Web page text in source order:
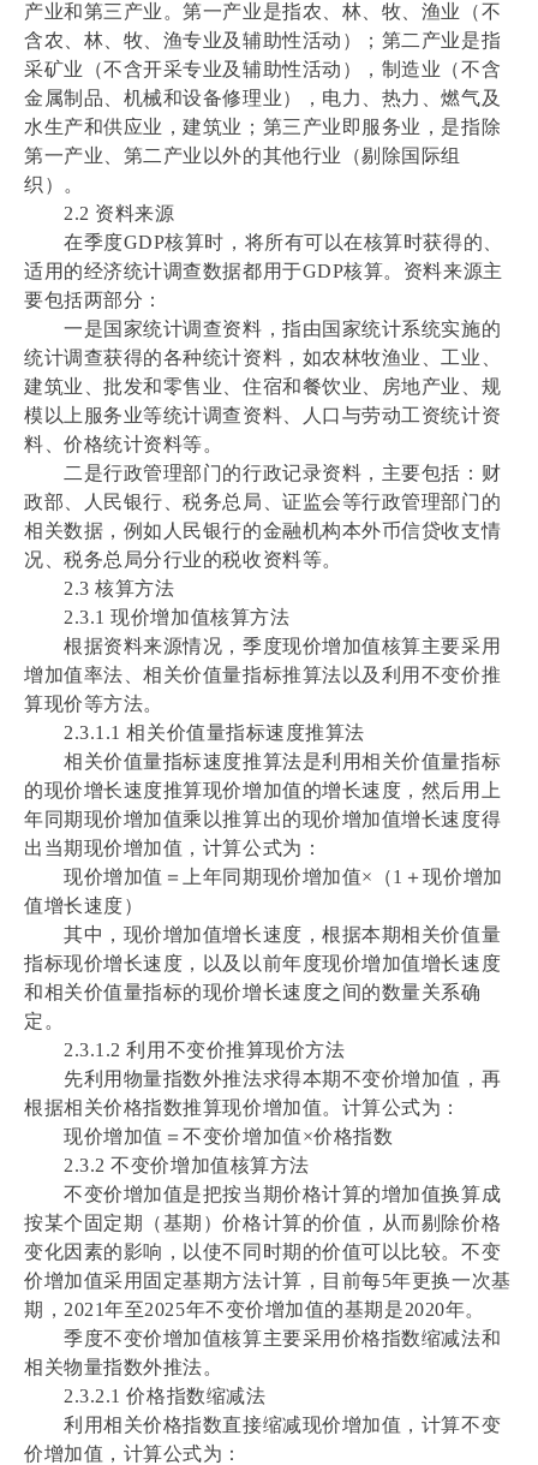
产业和第三产业。第一产业是指农、林、牧、渔业（不
含农、林、牧、渔专业及辅助性活动）；第二产业是指
采矿业（不含开采专业及辅助性活动），制造业（不含
金属制品、机械和设备修理业），电力、热力、燃气及
水生产和供应业，建筑业；第三产业即服务业，是指除
第一产业、第二产业以外的其他行业（剔除国际组
织）。
2.2 资料来源
在季度GDP核算时，将所有可以在核算时获得的、
适用的经济统计调查数据都用于GDP核算。资料来源主
要包括两部分：
一是国家统计调查资料，指由国家统计系统实施的
统计调查获得的各种统计资料，如农林牧渔业、工业、
建筑业、批发和零售业、住宿和餐饮业、房地产业、规
模以上服务业等统计调查资料、人口与劳动工资统计资
料、价格统计资料等。
二是行政管理部门的行政记录资料，主要包括：财
政部、人民银行、税务总局、证监会等行政管理部门的
相关数据，例如人民银行的金融机构本外币信贷收支情
况、税务总局分行业的税收资料等。
2.3 核算方法
2.3.1 现价增加值核算方法
根据资料来源情况，季度现价增加值核算主要采用
增加值率法、相关价值量指标推算法以及利用不变价推
算现价等方法。
2.3.1.1 相关价值量指标速度推算法
相关价值量指标速度推算法是利用相关价值量指标
的现价增长速度推算现价增加值的增长速度，然后用上
年同期现价增加值乘以推算出的现价增加值增长速度得
出当期现价增加值，计算公式为：
现价增加值＝上年同期现价增加值×（1＋现价增加
值增长速度）
其中，现价增加值增长速度，根据本期相关价值量
指标现价增长速度，以及以前年度现价增加值增长速度
和相关价值量指标的现价增长速度之间的数量关系确
定。
2.3.1.2 利用不变价推算现价方法
先利用物量指数外推法求得本期不变价增加值，再
根据相关价格指数推算现价增加值。计算公式为：
现价增加值＝不变价增加值×价格指数
2.3.2 不变价增加值核算方法
不变价增加值是把按当期价格计算的增加值换算成
按某个固定期（基期）价格计算的价值，从而剔除价格
变化因素的影响，以使不同时期的价值可以比较。不变
价增加值采用固定基期方法计算，目前每5年更换一次基
期，2021年至2025年不变价增加值的基期是2020年。
季度不变价增加值核算主要采用价格指数缩减法和
相关物量指数外推法。
2.3.2.1 价格指数缩减法
利用相关价格指数直接缩减现价增加值，计算不变
价增加值，计算公式为：